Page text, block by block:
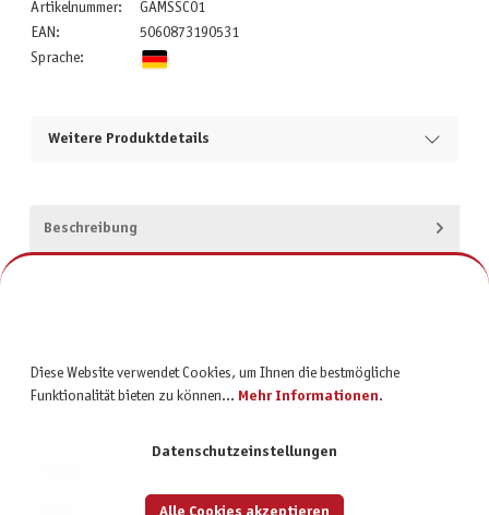
Artikelnummer:
GAMSSC01
EAN:
5060873190531
Sprache:
Weitere Produktdetails
Beschreibung
Diese Website verwendet Cookies, um Ihnen die bestmögliche
Funktionalität bieten zu können... Mehr Informationen.
Datenschutzeinstellungen